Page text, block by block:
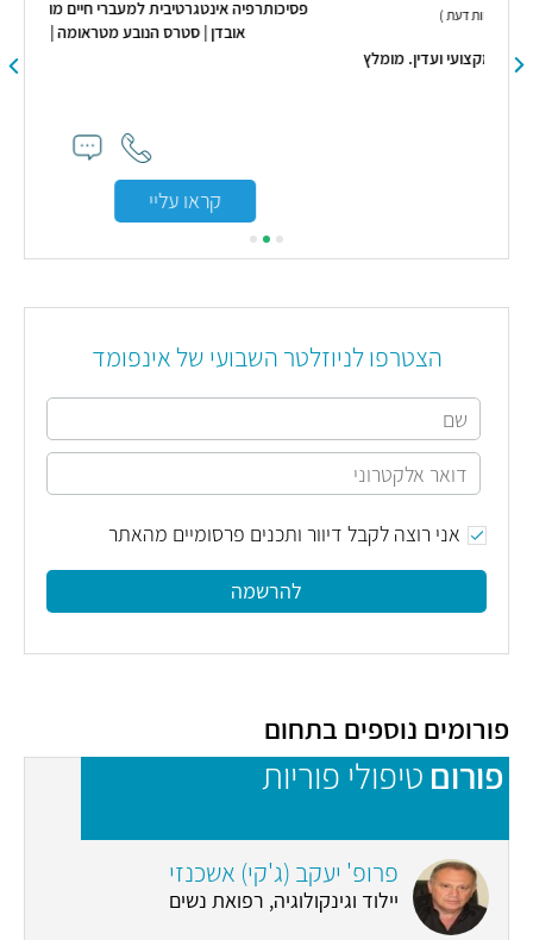
פסיכותרפיה אינטגרטיבית למעברי חיים מורכבים: מומחיות בליווי
אובדן | סטרס הנובע מטראומה | וניהול רגשי
הצטרפו לניוזלטר השבועי של אינפומד
אני רוצה לקבל דיוור ותכנים פרסומיים מהאתר
להרשמה
פורומים נוספים בתחום
פורום טיפולי פוריות
פרופ' יעקב (ג'קי) אשכנזי
יילוד וגינקולוגיה, רפואת נשים